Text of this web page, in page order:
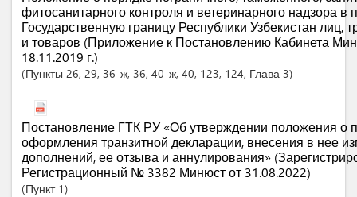
фитосанитарного контроля и ветеринарного надзора в
Государственную границу Республики Узбекистан лиц,
и товаров (Приложение к Постановлению Кабинета
18.11.2019 г.)
Пункты 26, 29, 36-ж, 36, 40-ж, 40, 123, 124, Глава 3
Постановление ГТК РУ «Об утверждении положения о
оформления транзитной декларации, внесения в нее
дополнений, ее отзыва и аннулирования»
Регистрационный № 3382 Минюст от 31.08.2022)
Пункт 1